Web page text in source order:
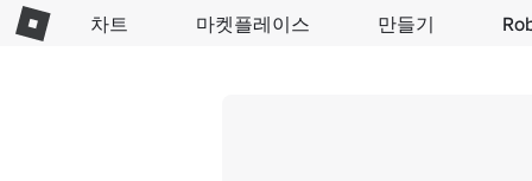
차트 마켓플레이스 만들기